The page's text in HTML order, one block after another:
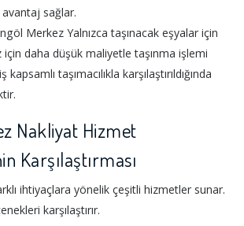
avantaj sağlar.
Merkez Yalnızca taşınacak eşyalar için
için daha düşük maliyetle taşınma işlemi
taşımacılıkla karşılaştırıldığında
Nakliyat Hizmet
Karşılaştırması
ihtiyaçlara yönelik çeşitli hizmetler sunar.
karşılaştırır.